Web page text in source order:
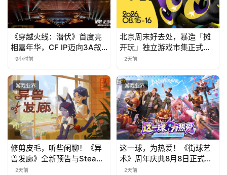
《穿越火线：潜伏》首度亮
相嘉年华，CF IP迈向3A叙
事新高度
9小时前
北京周末好去处，暴造「摊
开玩」独立游戏市集正式开
票！
2天前
游戏业界
修剪皮毛，听些闲聊！《异
兽发廊》全新预告与Steam
免费试玩公开
2天前
游戏业界
这一球，为热爱！《街球艺
术》周年庆典8月8日正式上
线，多重福利与全新内容同
2天前